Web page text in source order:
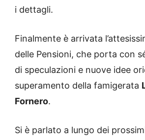
i dettagli.
Finalmente è arrivata
delle Pensioni, che porta con
di speculazioni e nuove idee
superamento della famigerata
Fornero.
Si è parlato a lungo dei